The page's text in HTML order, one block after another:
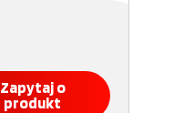
Zapytaj o
produkt